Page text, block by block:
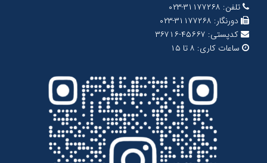
تلفن: ۳۱۱۷۷۲۶۸-۰۲۳
دورنگار: ۳۱۱۷۷۲۶۸-۰۲۳
کدپستی: ۴۵۶۶۷-۳۶۷۱۶
ساعات کاری: ۸ تا ۱۵